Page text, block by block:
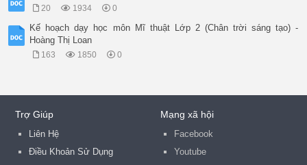
20 1934 0
Kế hoạch dạy học môn Mĩ thuật Lớp 2 (Chân trời sáng tạo) -
Hoàng Thị Loan
163 1850 0
Trợ Giúp
Liên Hệ
Điều Khoản Sử Dụng
Mạng xã hội
Facebook
Youtube